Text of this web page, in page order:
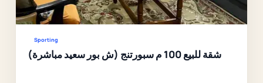
Sporting
شقة للبيع 100 م سبورتنج (ش بور سعيد مباشرة)